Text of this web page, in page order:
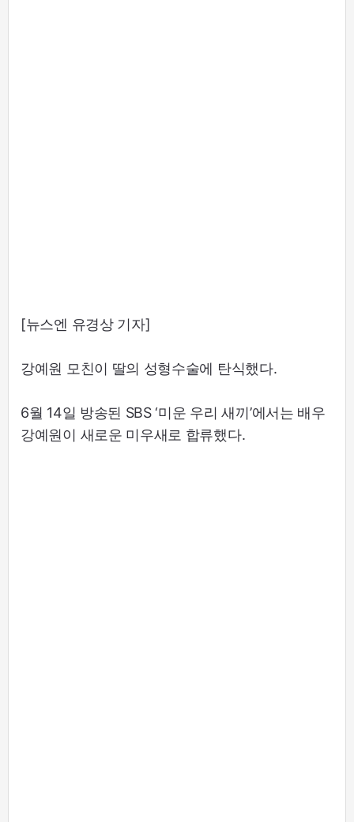
[뉴스엔 유경상 기자]
강예원 모친이 딸의 성형수술에 탄식했다.
6월 14일 방송된 SBS ‘미운 우리 새끼’에서는 배우
강예원이 새로운 미우새로 합류했다.